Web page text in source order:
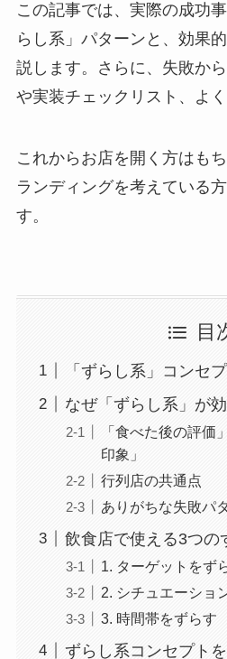
この記事では、実際の成功
らし系」パターンと、効果
説します。さらに、失敗か
や実装チェックリスト、よ
これからお店を開く方はも
ランディングを考えている
す。
目
「ずらし系」コンセ
なぜ「ずらし系」が
「食べた後の評価
印象」
行列店の共通点
ありがちな失敗パ
飲食店で使える3つの
1. ターゲットをず
2. シチュエーショ
3. 時間帯をずらす
ずらし系コンセプト